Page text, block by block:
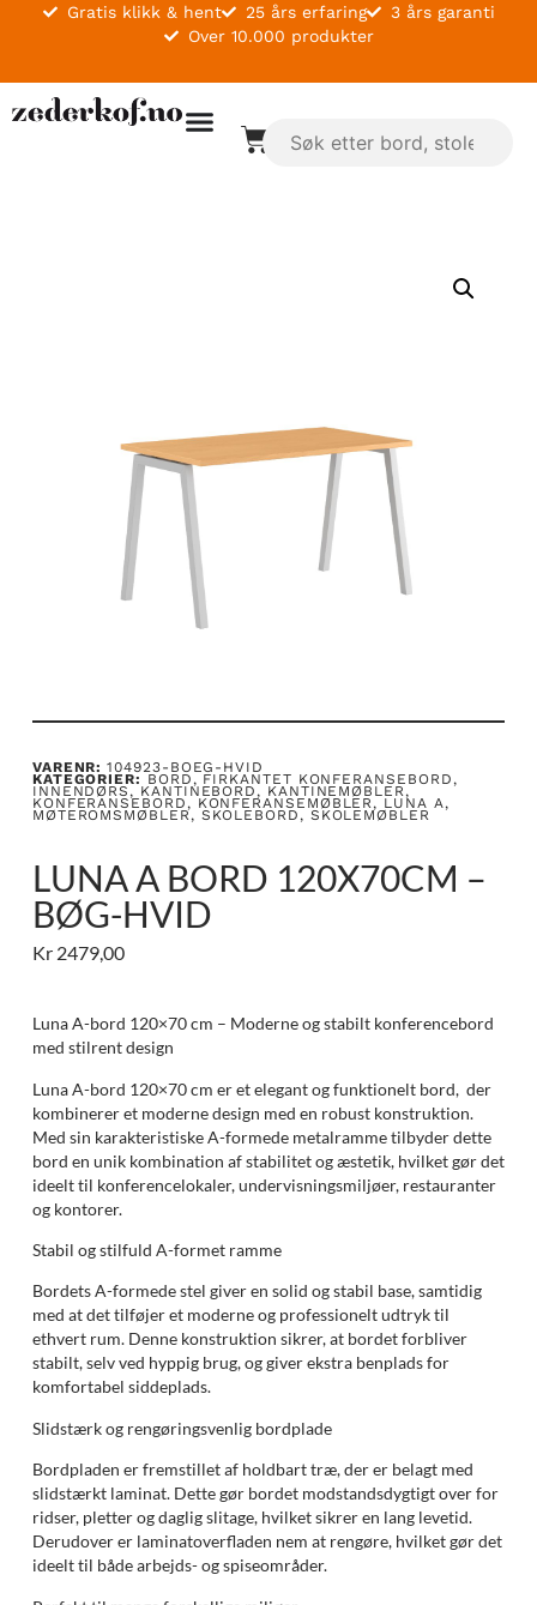
Gratis klikk & hent 25 års erfaring
3 års garanti
Over 10.000 produkter
VARENR:104923-BOEG-HVID
KATEGORIER: BORD, FIRKANTET KONFERANSEBORD,
INNENDØRS, KANTINEBORD, KANTINEMØBLER,
KONFERANSEBORD, KONFERANSEMØBLER, LUNA A,
MØTEROMSMØBLER, SKOLEBORD, SKOLEMØBLER
LUNA A BORD 120X70CM –
BØG-HVID
Kr2479,00
Luna A-bord 120×70 cm – Moderne og stabilt konferencebord
med stilrent design
Luna A-bord 120×70 cm er et elegant og funktionelt bord, der
kombinerer et moderne design med en robust konstruktion.
Med sin karakteristiske A-formede metalramme tilbyder dette
bord en unik kombination af stabilitet og æstetik, hvilket gør det
ideelt til konferencelokaler, undervisningsmiljøer, restauranter
og kontorer.
Stabil og stilfuld A-formet ramme
Bordets A-formede stel giver en solid og stabil base, samtidig
med at det tilføjer et moderne og professionelt udtryk til
ethvert rum. Denne konstruktion sikrer, at bordet forbliver
stabilt, selv ved hyppig brug, og giver ekstra benplads for
komfortabel siddeplads.
Slidstærk og rengøringsvenlig bordplade
Bordpladen er fremstillet af holdbart træ, der er belagt med
slidstærkt laminat. Dette gør bordet modstandsdygtigt over for
ridser, pletter og daglig slitage, hvilket sikrer en lang levetid.
Derudover er laminatoverfladen nem at rengøre, hvilket gør det
ideelt til både arbejds- og spiseområder.